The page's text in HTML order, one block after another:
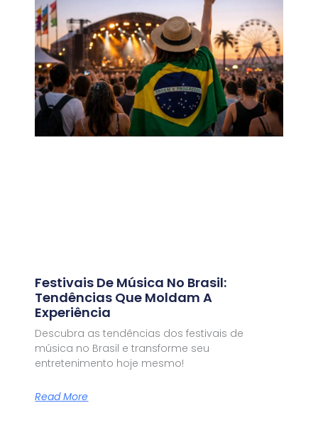
Festivais De Música No Brasil:
Tendências Que Moldam A
Experiência
Descubra as tendências dos festivais de
música no Brasil e transforme seu
entretenimento hoje mesmo!
Read More